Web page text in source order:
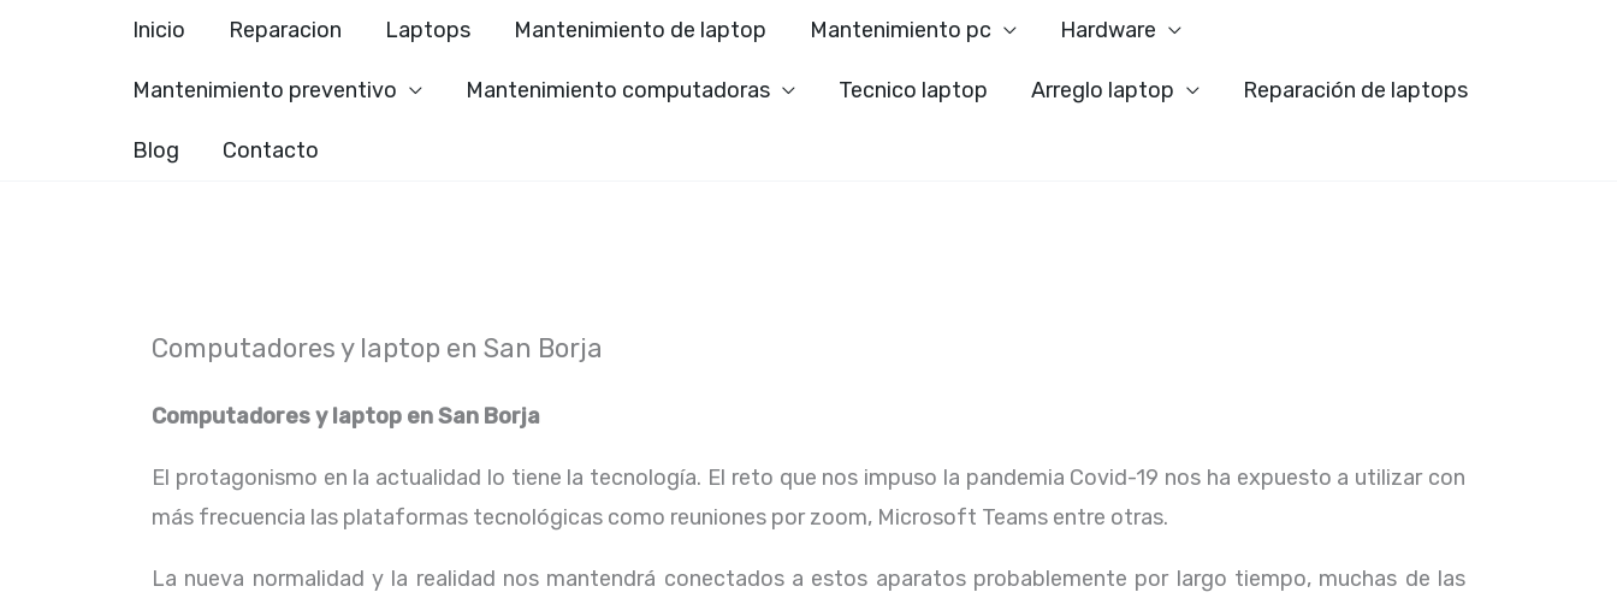
Inicio Reparacion Laptops Mantenimiento de laptop Mantenimiento pc Hardware
Mantenimiento preventivo Mantenimiento computadoras Tecnico laptop Arreglo laptop Reparación de laptops
Blog Contacto
Computadores y laptop en San Borja
Computadores y laptop enSan Borja
El protagonismo en la actualidad lo tiene la tecnología. El reto que nos impuso la pandemia Covid-19 nos ha expuesto a utilizar con
más frecuencia las plataformas tecnológicas como reuniones por zoom, Microsoft Teams entre otras.
La nueva normalidad y la realidad nos mantendrá conectados a estos aparatos probablemente por largo tiempo, muchas de las